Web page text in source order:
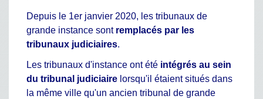
Depuis le 1er janvier 2020, les tribunaux de
grande instance sont remplacés par les
tribunaux judiciaires.
Les tribunaux d'instance ont été intégrés au sein
du tribunal judiciaire lorsqu'il étaient situés dans
la même ville qu'un ancien tribunal de grande